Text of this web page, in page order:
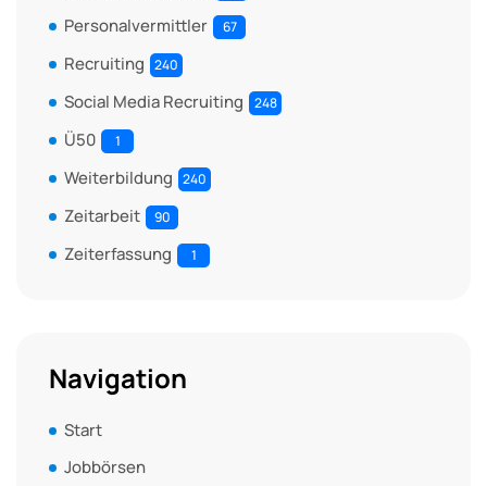
Personalvermittler 67
Recruiting 240
Social Media Recruiting 248
Ü50 1
Weiterbildung 240
Zeitarbeit 90
Zeiterfassung 1
Navigation
Start
Jobbörsen